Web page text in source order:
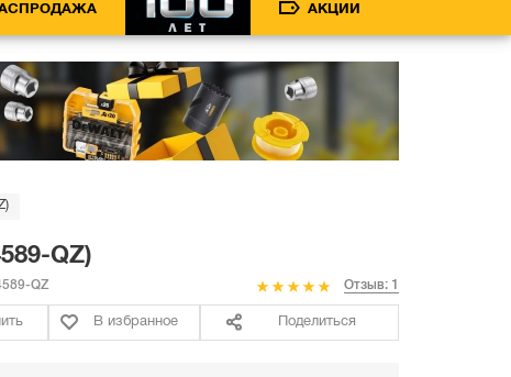
АКЦИИ
QZ)
QZ Отзыв: 1
В избранное Поделиться